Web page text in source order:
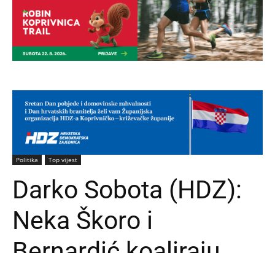
Politika Top vijest
Darko Sobota (HDZ):
Neka Škoro i